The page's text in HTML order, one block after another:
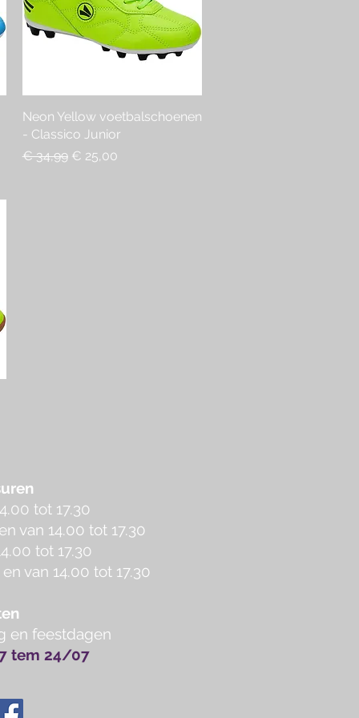
Snel overzicht
Neon Yellow voetbalschoenen
- Classico Junior
Normale prijs
€ 34,99 Verkoopprijs
€ 25,00
tot 17.30
van 14.00 tot 17.30
tot 17.30
van 14.00 tot 17.30
en feestdagen
tem 24/07